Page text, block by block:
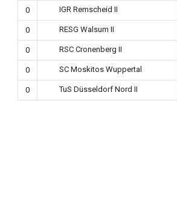
0 IGR Remscheid II
0 RESG Walsum II
0 RSC Cronenberg II
0 SC Moskitos Wuppertal
0 TuS Düsseldorf Nord II